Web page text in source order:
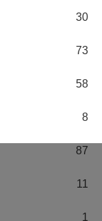
30
73
58
8
87
11
1